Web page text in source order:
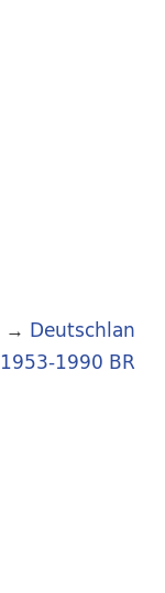
→ Deutschlan
1953-1990 BR